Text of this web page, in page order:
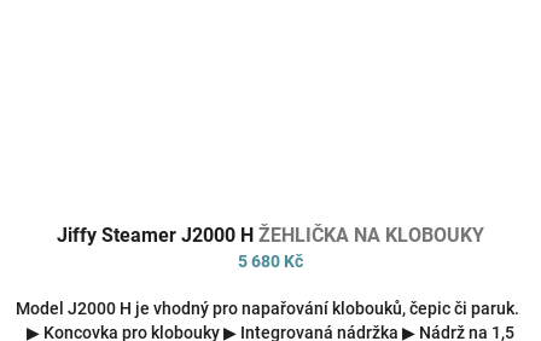
hodnocení
produktu
4,6
z
Jiffy Steamer J2000 H ŽEHLIČKA NA KLOBOUKY
5 680 Kč
Model J2000 H je vhodný pro napařování klobouků, čepic či paruk.
▶ Koncovka pro klobouky ▶ Integrovaná nádržka ▶ Nádrž na 1,5